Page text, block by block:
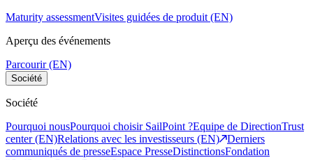
Maturity assessmentVisites guidées de produit (EN)
Aperçu des événements
Parcourir (EN)
Société
Société
Pourquoi nousPourquoi choisir SailPoint ?Equipe de DirectionTrust
center (EN)Relations avec les investisseurs (EN)
Derniers
communiqués de presseEspace PresseDistinctionsFondation